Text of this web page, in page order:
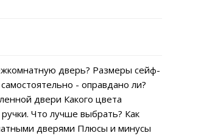
дверь? Размеры сейф-
- оправдано ли?
двери Какого цвета
Что лучше выбрать? Как
дверями Плюсы и минусы